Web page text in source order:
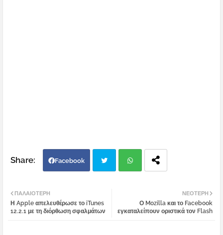
Facebook
tter
ΝΕΌΤΕΡΗ
Ο Mozilla και το Facebook
εγκαταλείπουν οριστικά τον Flash
ΠΑΛΑΙΌΤΕΡΗ
Η Apple απελευθέρωσε το iTunes
12.2.1 με τη διόρθωση σφαλμάτων